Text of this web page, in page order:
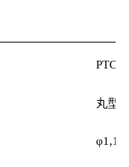
PTC-
丸型